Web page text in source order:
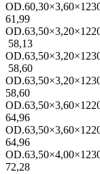
61,99
58,13
58,60
58,60
64,96
64,96
72,28